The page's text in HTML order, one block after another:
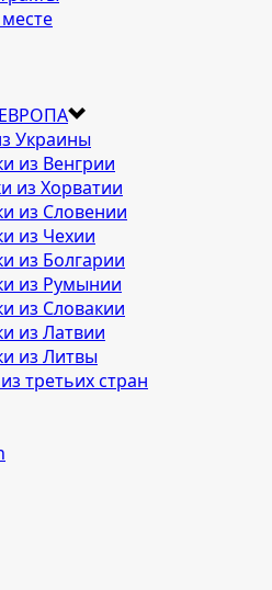
Украины
из Венгрии
из Хорватии
из Словении
из Чехии
из Болгарии
из Румынии
из Словакии
из Латвии
из Литвы
третьих стран